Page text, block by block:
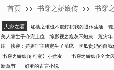
柠萌汁小盆友
首页 >> 书穿之娇娘传 >> 书穿
大家在看 红楼之谁也不能打扰我的退休生活
美人靠生子夺宠上位
综影视之炮灰不炮灰 荒灾年
库
快穿：娇媚宿主绑定生子系统 吃瓜贵妃的自我
书穿之娇娘传 柠萌汁小盆友 - 书穿之娇娘传全文
新章节 - 好看的古言小说